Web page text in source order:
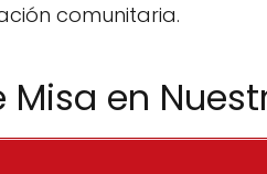
comunitaria.
Misa en